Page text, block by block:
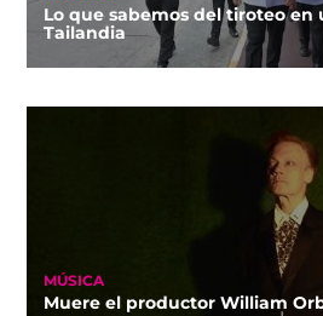
Lo que sabemos del tiroteo en
Tailandia
MÚSICA
Muere el productor William